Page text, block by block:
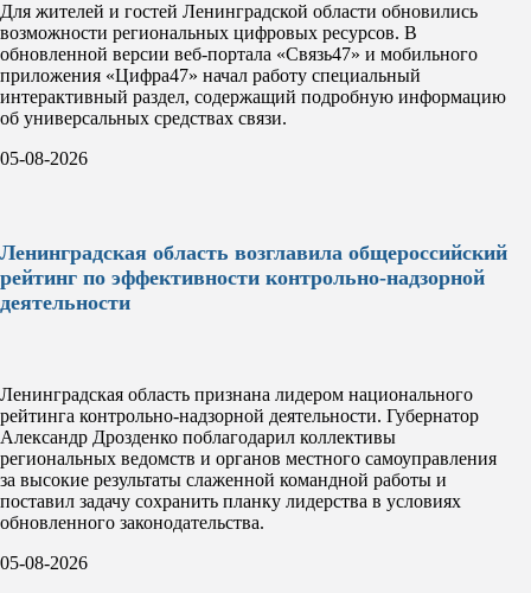
Для жителей и гостей Ленинградской области обновились
возможности региональных цифровых ресурсов. В
обновленной версии веб-портала «Связь47» и мобильного
приложения «Цифра47» начал работу специальный
интерактивный раздел, содержащий подробную информацию
об универсальных средствах связи.
05-08-2026
Ленинградская область возглавила общероссийский
рейтинг по эффективности контрольно-надзорной
деятельности
Ленинградская область признана лидером национального
рейтинга контрольно-надзорной деятельности. Губернатор
Александр Дрозденко поблагодарил коллективы
региональных ведомств и органов местного самоуправления
за высокие результаты слаженной командной работы и
поставил задачу сохранить планку лидерства в условиях
обновленного законодательства.
05-08-2026